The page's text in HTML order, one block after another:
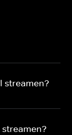
streamen?